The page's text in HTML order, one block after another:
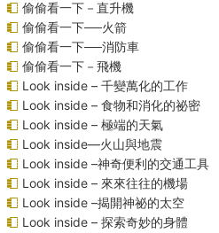
偷偷看一下－直升機
偷偷看一下──火箭
偷偷看一下──消防車
偷偷看一下－飛機
Look inside – 千變萬化的工作
Look inside – 食物和消化的祕密
Look inside – 極端的天氣
Look inside—火山與地震
Look inside –神奇便利的交通工具
Look inside – 來來往往的機場
Look inside –揭開神祕的太空
Look inside – 探索奇妙的身體